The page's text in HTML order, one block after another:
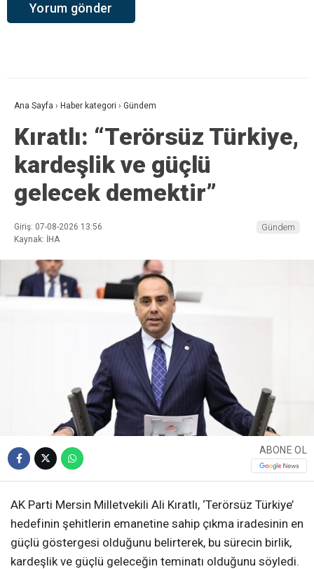
Ana Sayfa › Haber kategori › Gündem
Kıratlı: “Terörsüz Türkiye,
kardeşlik ve güçlü
gelecek demektir”
Giriş: 07-08-2026 13:56
Kaynak: İHA
Gündem
ABONE OL
AK Parti Mersin Milletvekili Ali Kıratlı, ‘Terörsüz Türkiye’
hedefinin şehitlerin emanetine sahip çıkma iradesinin en
güçlü göstergesi olduğunu belirterek, bu sürecin birlik,
kardeşlik ve güçlü geleceğin teminatı olduğunu söyledi.